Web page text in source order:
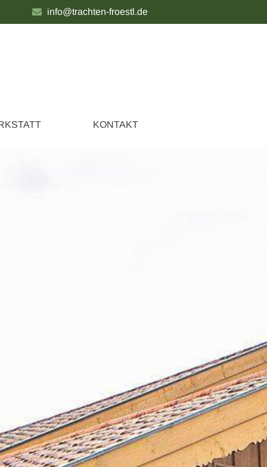
info@trachten-froestl.de
KONTAKT